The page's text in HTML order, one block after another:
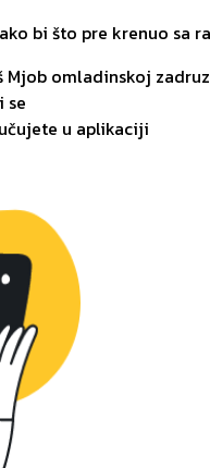
bi što pre krenuo sa
Mjob omladinskoj
se
u aplikaciji